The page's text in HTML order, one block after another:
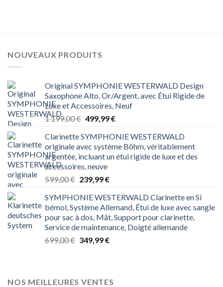
NOUVEAUX PRODUITS
Original SYMPHONIE WESTERWALD Design
Saxophone Alto, Or/Argent, avec Étui Rigide de
Luxe et Accessoires, Neuf
1 199,00€ Le
initial
était :
1 199,00 €.
499,99€Le
actuel
est :
499,99 €.
Clarinette SYMPHONIE WESTERWALD
originale avec système Böhm, véritablement
argentée, incluant un étui rigide de luxe et des
accessoires, neuve
599,00€ Le
initial
était :
599,00 €.
239,99€Le
actuel
est :
239,99 €.
SYMPHONIE WESTERWALD Clarinette en Si
bémol, Système Allemand, Étui de luxe avec sangle
pour sac à dos, Mât, Support pour clarinette,
Service de maintenance, Doigté allemande
699,00€ Le
699,00 €.
349,99€Le
349,99 €.
NOS MEILLEURES VENTES